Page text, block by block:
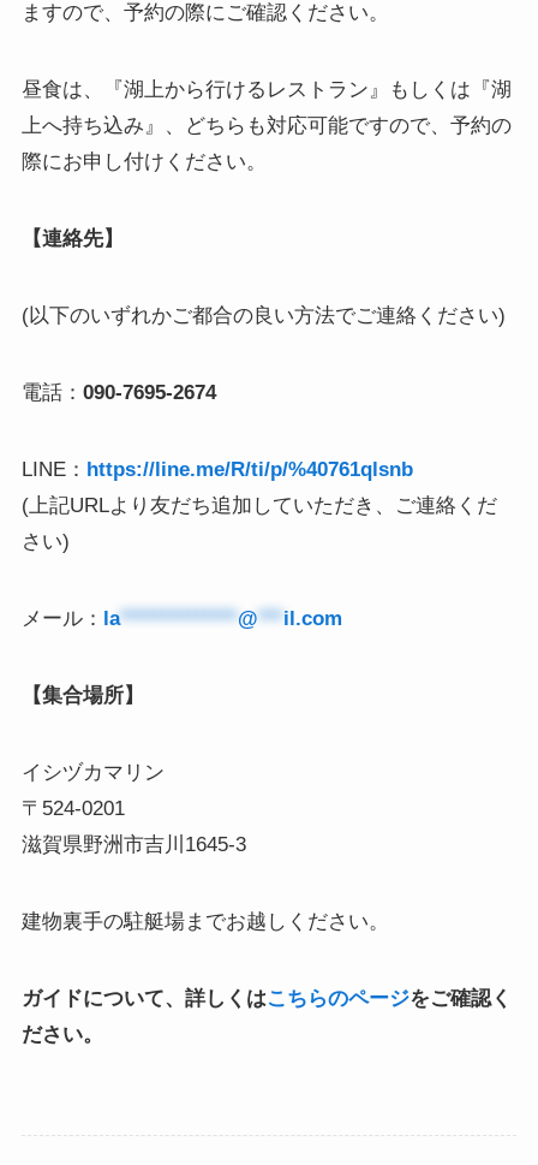
ますので、予約の際にご確認ください。
昼食は、『湖上から行けるレストラン』もしくは『湖
上へ持ち込み』、どちらも対応可能ですので、予約の
際にお申し付けください。
【連絡先】
(以下のいずれかご都合の良い方法でご連絡ください)
電話： 090-7695-2674
LINE： https://line.me/R/ti/p/%40761qlsnb
(上記URLより友だち追加していただき、ご連絡くだ
さい)
メール： la**************@***il.com
【集合場所】
イシヅカマリン
〒524-0201
滋賀県野洲市吉川1645-3
建物裏手の駐艇場までお越しください。
ガイドについて、詳しくはこちらのページをご確認く
ださい。